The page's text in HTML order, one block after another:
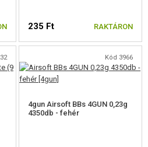
235 Ft RAKTÁRON
Kód 3966
4gun Airsoft BBs 4GUN 0,23g
4350db - fehér